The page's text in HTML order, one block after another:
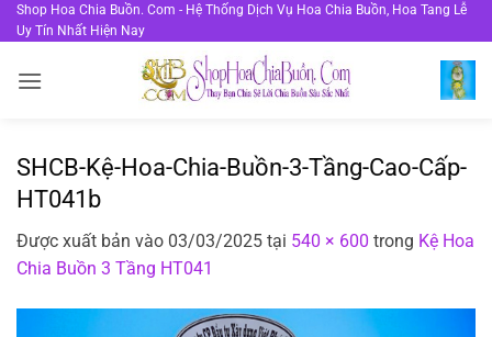
Bỏ
qua
dung
Shop Hoa Chia Buồn. Com - Hệ Thống Dịch Vụ Hoa Chia Buồn, Hoa Tang Lễ
Uy Tín Nhất Hiện Nay
SHCB-Kệ-Hoa-Chia-Buồn-3-Tầng-Cao-Cấp-
HT041b
Được xuất bản vào 03/03/2025 tại 540 × 600 trong Kệ Hoa
Chia Buồn 3 Tầng HT041